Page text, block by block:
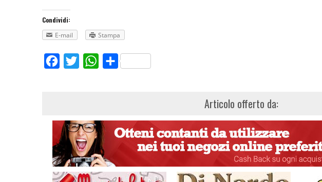
Condividi:
E-mail
Stampa
FacebookTwitterWhatsApp
Share
Articolo offerto da: